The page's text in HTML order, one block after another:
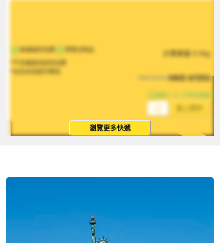
無偏遠附加費
帶電池物品
*不含偏遠地區附加費
*包含本地取件費用
計費重量 0.5kg
2330HKD$1553
預計 1-5 工作日到達
瀏覽更多快遞